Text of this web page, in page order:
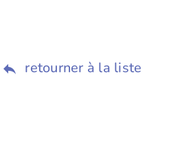
retourner à la liste